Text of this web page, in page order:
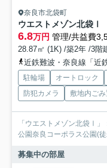
奈良市北袋町
ウエストメゾン北袋Ⅰ
6.8万円 管理/共益費
28.87㎡ (1K) /築2年 /3階
近鉄難波・奈良線「近
駐輪場 オートロック
防犯カメラ
敷地内ご
「ウエストメゾン北袋Ⅰ
公園奈良コーポラス公園(
募集中の部屋